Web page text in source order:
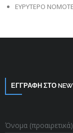
ΕΥΡΥΤΕΡΟ
ΕΓΓΡΑΦΗ ΣΤΟ
Όνομα (προαιρετικά)